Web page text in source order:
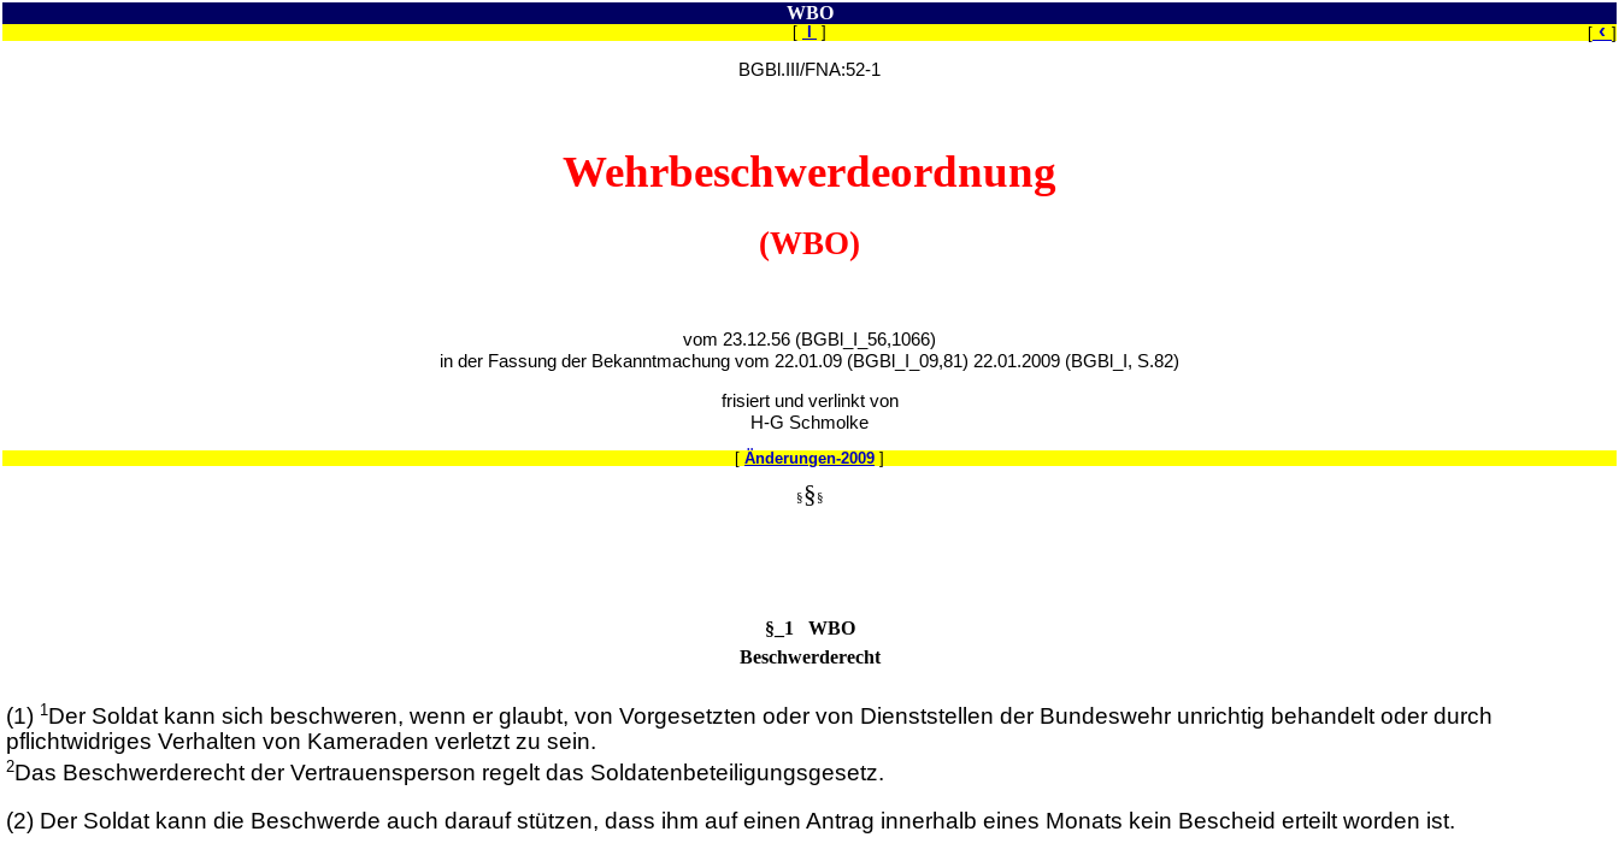
WBO
[ ] [‹]
BGBl.III/FNA:52-1
Wehrbeschwerdeordnung
(WBO)
vom 23.12.56 (BGBl_I_56,1066)
in der Fassung der Bekanntmachung vom 22.01.09 (BGBl_I_09,81) 22.01.2009 (BGBl_I, S.82)
frisiert und verlinkt von
H-G Schmolke
[ Änderungen-2009 ]
§§ §
§_1 WBO
Beschwerderecht
(1) 1Der Soldat kann sich beschweren, wenn er glaubt, von Vorgesetzten oder von Dienststellen der Bundeswehr unrichtig behandelt oder durch
pflichtwidriges Verhalten von Kameraden verletzt zu sein.
2Das Beschwerderecht der Vertrauensperson regelt das Soldatenbeteiligungsgesetz.
(2) Der Soldat kann die Beschwerde auch darauf stützen, dass ihm auf einen Antrag innerhalb eines Monats kein Bescheid erteilt worden ist.